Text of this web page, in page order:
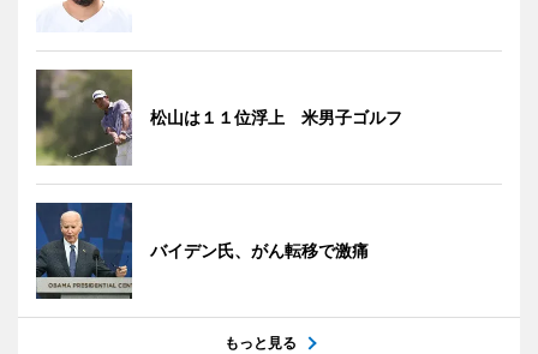
松山は１１位浮上 米男子ゴルフ
バイデン氏、がん転移で激痛
もっと見る